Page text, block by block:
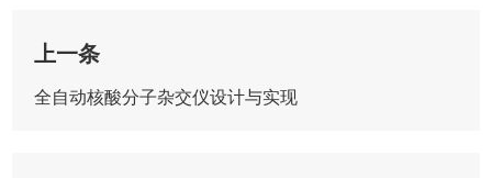
上一条
全自动核酸分子杂交仪设计与实现